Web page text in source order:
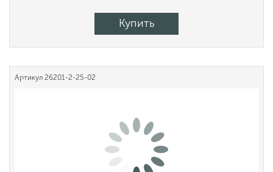
Купить
Артикул 26201-2-25-02